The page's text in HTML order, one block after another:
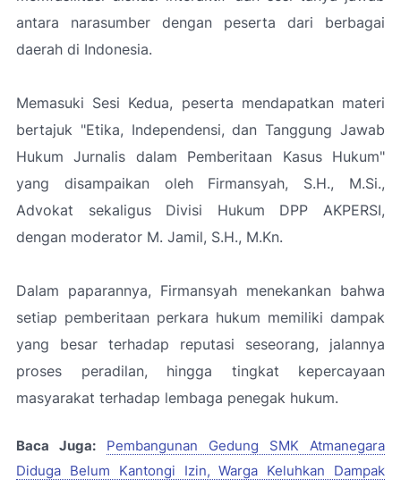
antara narasumber dengan peserta dari berbagai
daerah di Indonesia.
Memasuki Sesi Kedua, peserta mendapatkan materi
bertajuk "Etika, Independensi, dan Tanggung Jawab
Hukum Jurnalis dalam Pemberitaan Kasus Hukum"
yang disampaikan oleh Firmansyah, S.H., M.Si.,
Advokat sekaligus Divisi Hukum DPP AKPERSI,
dengan moderator M. Jamil, S.H., M.Kn.
Dalam paparannya, Firmansyah menekankan bahwa
setiap pemberitaan perkara hukum memiliki dampak
yang besar terhadap reputasi seseorang, jalannya
proses peradilan, hingga tingkat kepercayaan
masyarakat terhadap lembaga penegak hukum.
Baca Juga:
Pembangunan Gedung SMK Atmanegara
Diduga Belum Kantongi Izin, Warga Keluhkan Dampak